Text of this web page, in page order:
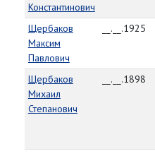
Константинович
Щербаков
Максим
Павлович
__.__.1925
Щербаков
Михаил
Степанович
__.__.1898